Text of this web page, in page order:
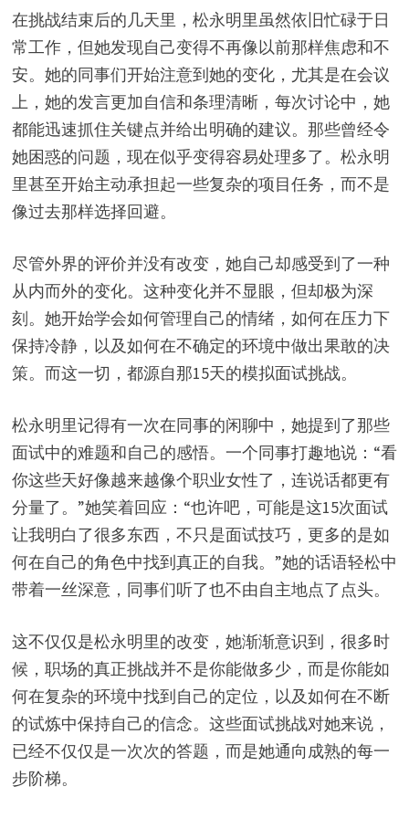
在挑战结束后的几天里，松永明里虽然依旧忙碌于日
常工作，但她发现自己变得不再像以前那样焦虑和不
安。她的同事们开始注意到她的变化，尤其是在会议
上，她的发言更加自信和条理清晰，每次讨论中，她
都能迅速抓住关键点并给出明确的建议。那些曾经令
她困惑的问题，现在似乎变得容易处理多了。松永明
里甚至开始主动承担起一些复杂的项目任务，而不是
像过去那样选择回避。
尽管外界的评价并没有改变，她自己却感受到了一种
从内而外的变化。这种变化并不显眼，但却极为深
刻。她开始学会如何管理自己的情绪，如何在压力下
保持冷静，以及如何在不确定的环境中做出果敢的决
策。而这一切，都源自那15天的模拟面试挑战。
松永明里记得有一次在同事的闲聊中，她提到了那些
面试中的难题和自己的感悟。一个同事打趣地说：“看
你这些天好像越来越像个职业女性了，连说话都更有
分量了。”她笑着回应：“也许吧，可能是这15次面试
让我明白了很多东西，不只是面试技巧，更多的是如
何在自己的角色中找到真正的自我。”她的话语轻松中
带着一丝深意，同事们听了也不由自主地点了点头。
这不仅仅是松永明里的改变，她渐渐意识到，很多时
候，职场的真正挑战并不是你能做多少，而是你能如
何在复杂的环境中找到自己的定位，以及如何在不断
的试炼中保持自己的信念。这些面试挑战对她来说，
已经不仅仅是一次次的答题，而是她通向成熟的每一
步阶梯。